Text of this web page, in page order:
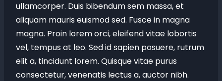
ullamcorper. Duis bibendum sem massa, et
aliquam mauris euismod sed. Fusce in magna
magna. Proin lorem orci, eleifend vitae lobortis
vel, tempus at leo. Sed id sapien posuere, rutrum
elit a, tincidunt lorem. Quisque vitae purus
consectetur, venenatis lectus a, auctor nibh.